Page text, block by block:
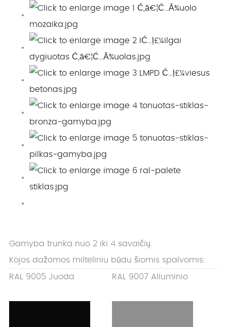
Gamyba trunka nuo 2 iki 4 savaičių.
Kojos dažomos milteliniu būdu šiomis spalvomis:
RAL 9005 Juoda RAL 9007 Aliuminio